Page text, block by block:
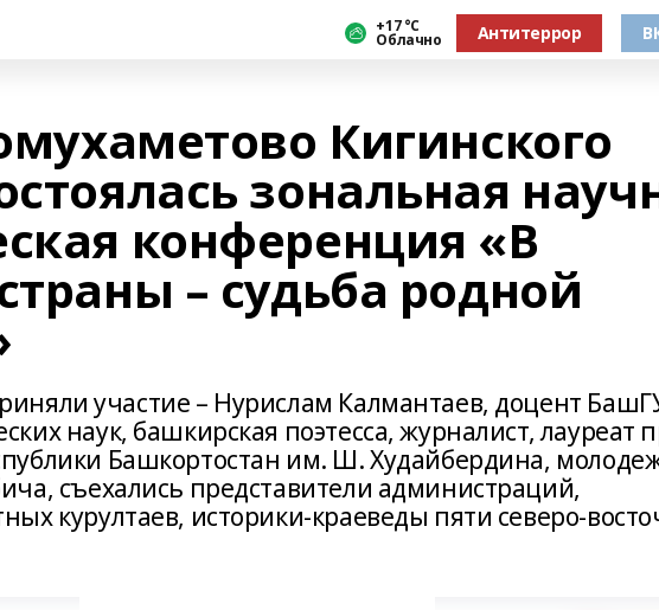
+17 °С
Облачно Антитеррор
Кигинского
зональная
конференция «В
– судьба родной
участие – Нурислам Калмантаев, доцент
наук, башкирская поэтесса, журналист, лауреат
Башкортостан им. Ш. Худайбердина,
съехались представители администраций,
курултаев, историки-краеведы пяти северо-